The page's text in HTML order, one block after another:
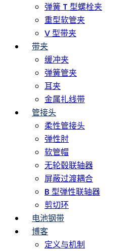
弹簧 T 型螺栓夹
重型软管夹
V 型带夹
带夹
缓冲夹
弹簧管夹
耳夹
金属扎线带
管接头
柔性管接头
弹性肘
软管帽
无轮毂联轴器
屏蔽过渡耦合
B 型弹性联轴器
剪切环
电池钢带
博客
定义与机制